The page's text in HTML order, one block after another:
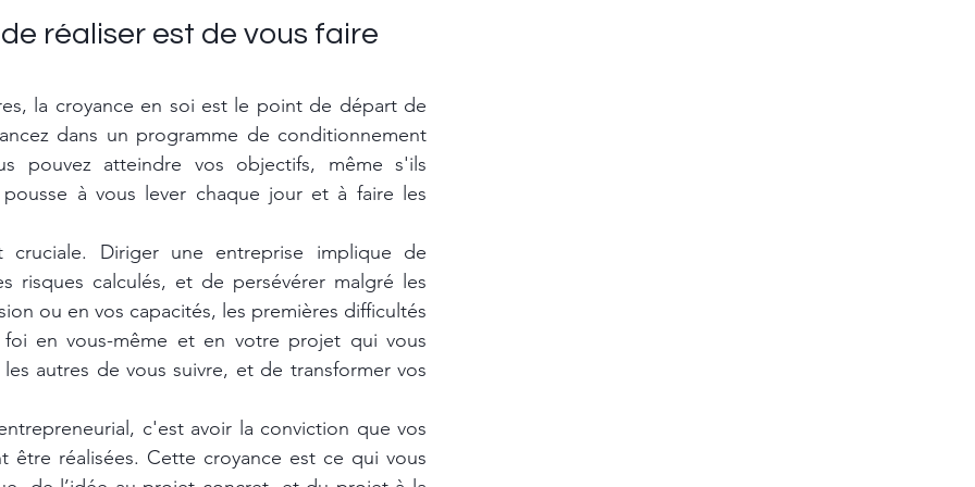
réaliser est de vous faire
la croyance en soi est le point de départ de
dans un programme de conditionnement
pouvez atteindre vos objectifs, même s'ils
à vous lever chaque jour et à faire les
Diriger une entreprise implique de
risques calculés, et de persévérer malgré les
ou en vos capacités, les premières difficultés
en vous-même et en votre projet qui vous
autres de vous suivre, et de transformer vos
c'est avoir la conviction que vos
être réalisées. Cette croyance est ce qui vous